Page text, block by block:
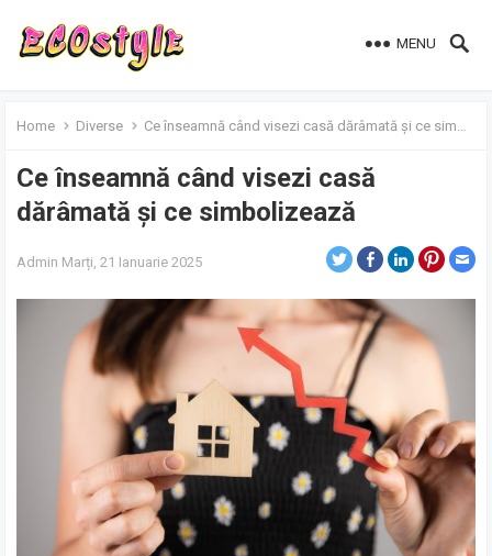
MENU
Home Diverse Ce înseamnă când visezi casă dărâmată și ce simbolizează
Ce înseamnă când visezi casă
dărâmată și ce simbolizează
Admin Marți, 21 Ianuarie 2025